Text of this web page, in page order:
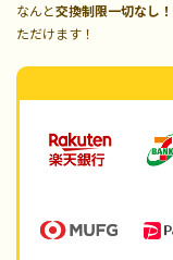
なんと交換制限一切なし！
ただけます！